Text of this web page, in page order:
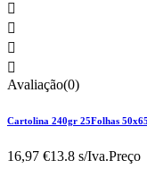




Avaliação(0)
Cartolina 240gr 25Folhas
16,97 €13.8 s/Iva.Preço